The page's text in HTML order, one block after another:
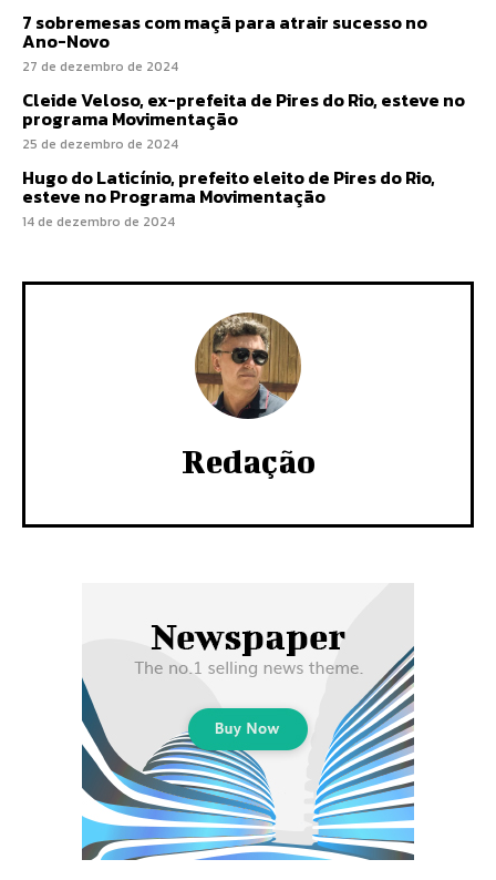
7 sobremesas com maçã para atrair sucesso no
Ano-Novo
27 de dezembro de 2024
Cleide Veloso, ex-prefeita de Pires do Rio, esteve no
programa Movimentação
25 de dezembro de 2024
Hugo do Laticínio, prefeito eleito de Pires do Rio,
esteve no Programa Movimentação
14 de dezembro de 2024
Redação